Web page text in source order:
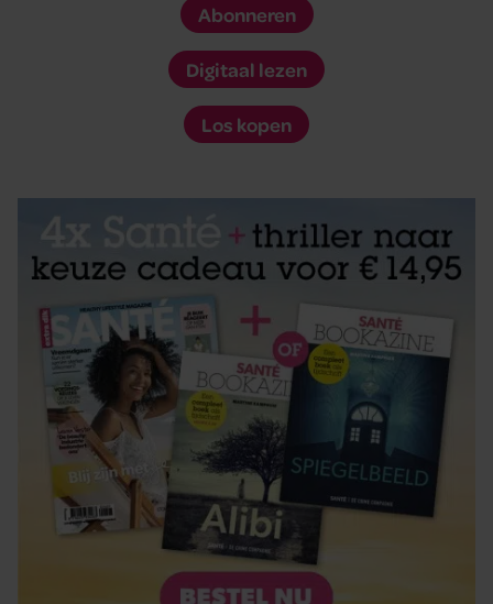
Abonneren
Digitaal lezen
Los kopen